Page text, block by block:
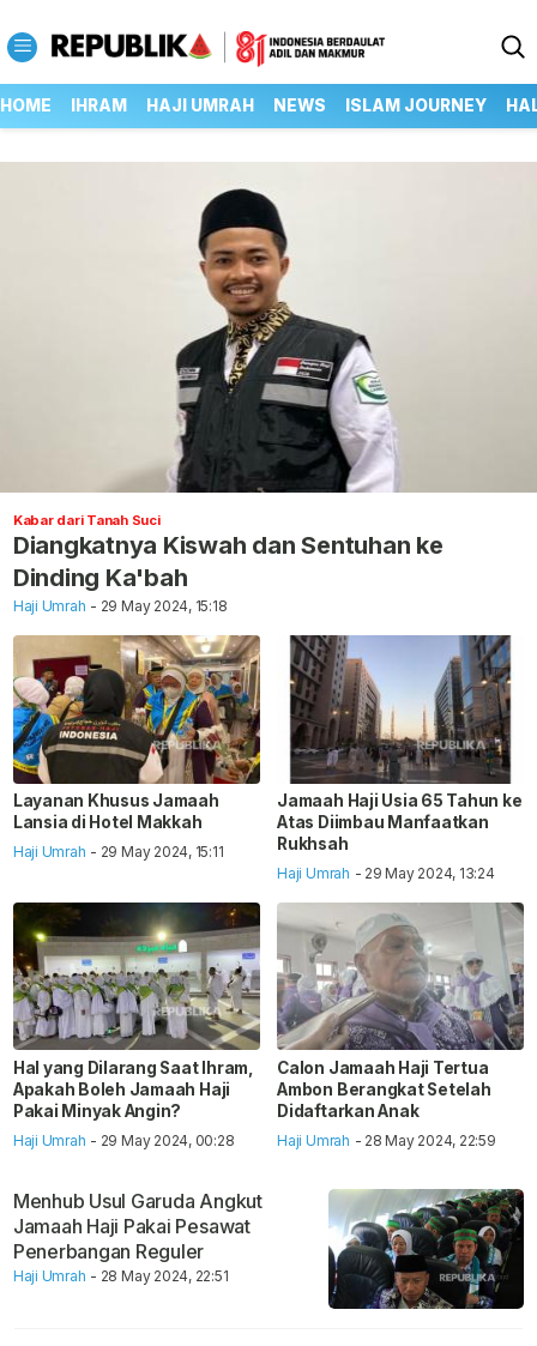
HOME IHRAM HAJI UMRAH NEWS ISLAM JOURNEY
Kabar dari Tanah Suci
Diangkatnya Kiswah dan Sentuhan ke
Dinding Ka'bah
Haji Umrah - 29 May 2024, 15:18
Layanan Khusus Jamaah
Lansia di Hotel Makkah
Haji Umrah - 29 May 2024, 15:11
Jamaah Haji Usia 65 Tahun ke
Atas Diimbau Manfaatkan
Rukhsah
Haji Umrah - 29 May 2024, 13:24
Hal yang Dilarang Saat Ihram,
Apakah Boleh Jamaah Haji
Pakai Minyak Angin?
Haji Umrah - 29 May 2024, 00:28
Calon Jamaah Haji Tertua
Ambon Berangkat Setelah
Didaftarkan Anak
Haji Umrah - 28 May 2024, 22:59
Menhub Usul Garuda Angkut
Jamaah Haji Pakai Pesawat
Penerbangan Reguler
Haji Umrah - 28 May 2024, 22:51